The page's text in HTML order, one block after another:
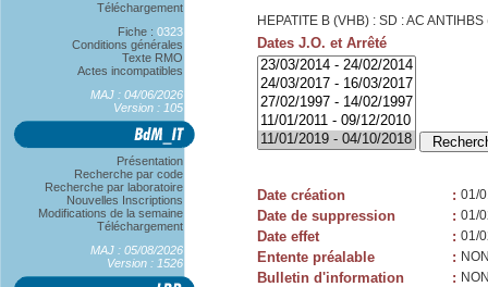
Téléchargement
Fiche : 0323
Conditions générales
Texte RMO
Actes incompatibles
MAJ : 04/06/2026
Version : 105
Présentation
Recherche par code
Recherche par laboratoire
Nouvelles Inscriptions
Modifications de la semaine
Téléchargement
MAJ : 05/08/2026
Version : 1526
HEPATITE B (VHB) : SD : AC
Dates J.O. et Arrêté
Date création : 01/
Date de suppression : 01/
Date effet : 01/
Entente préalable :
Bulletin d'information :